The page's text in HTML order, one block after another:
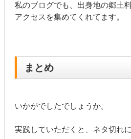
私のブログでも、出身地の郷土
アクセスを集めてくれてます。
まとめ
いかがでしたでしょうか。
実践していただくと、ネタ切れ